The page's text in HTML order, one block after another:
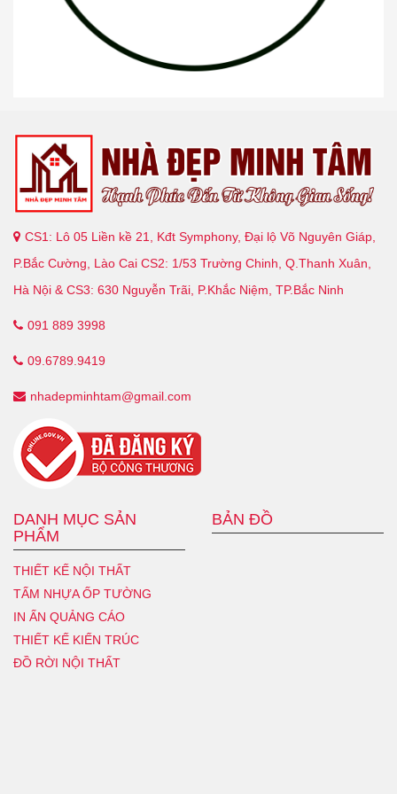
CS1: Lô 05 Liền kề 21, Kđt Symphony, Đại lộ Võ Nguyên Giáp,
P.Bắc Cường, Lào Cai CS2: 1/53 Trường Chinh, Q.Thanh Xuân,
Hà Nội & CS3: 630 Nguyễn Trãi, P.Khắc Niệm, TP.Bắc Ninh
091 889 3998
09.6789.9419
nhadepminhtam@gmail.com
DANH MỤC SẢN
PHẨM
THIẾT KẾ NỘI THẤT
TẤM NHỰA ỐP TƯỜNG
IN ẤN QUẢNG CÁO
THIẾT KẾ KIẾN TRÚC
ĐỒ RỜI NỘI THẤT
BẢN ĐỒ